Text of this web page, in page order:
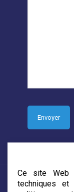
Ce site Web
techniques